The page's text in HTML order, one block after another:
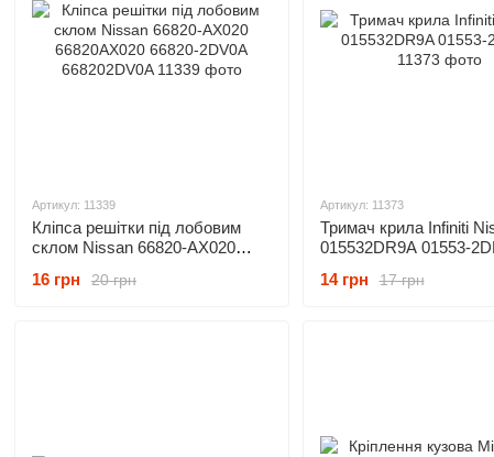
Артикул: 11339
Кліпса решітки під лобовим
склом Nissan 66820-AX020
668202DV0A
20 грн
16 грн
Артикул: 11373
Тримач крила Infiniti
015532DR9A 01553-
17 грн
14 грн